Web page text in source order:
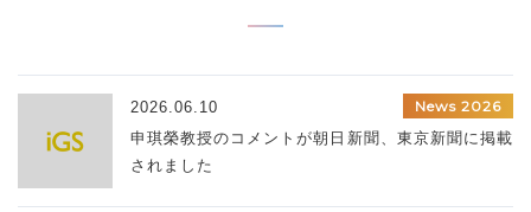
2026.06.10
News 2026
申琪榮教授のコメントが朝日新聞、東京新聞に掲載
されました